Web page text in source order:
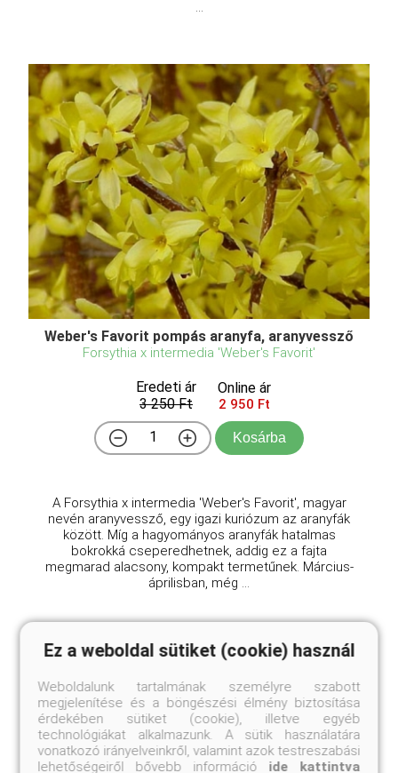
Weber's Favorit pompás aranyfa, aranyvessző
Forsythia x intermedia 'Weber's Favorit'
Eredeti ár
3 250 Ft
Online ár
2 950 Ft
Kosárba
A Forsythia x intermedia 'Weber's Favorit', magyar
nevén aranyvessző, egy igazi kuriózum az aranyfák
között. Míg a hagyományos aranyfák hatalmas
bokrokká cseperedhetnek, addig ez a fajta
megmarad alacsony, kompakt termetűnek. Március-
áprilisban, még ...
Ez a weboldal sütiket (cookie) használ
Weboldalunk tartalmának személyre szabott
megjelenítése és a böngészési élmény biztosítása
érdekében sütiket (cookie), illetve egyéb
technológiákat alkalmazunk. A sütik használatára
vonatkozó irányelveinkről, valamint azok testreszabási
lehetőségeiről bővebb információ ide kattintva